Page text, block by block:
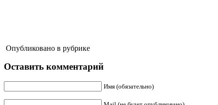
Опубликовано в рубрике
Оставить комментарий
Имя (обязательно)